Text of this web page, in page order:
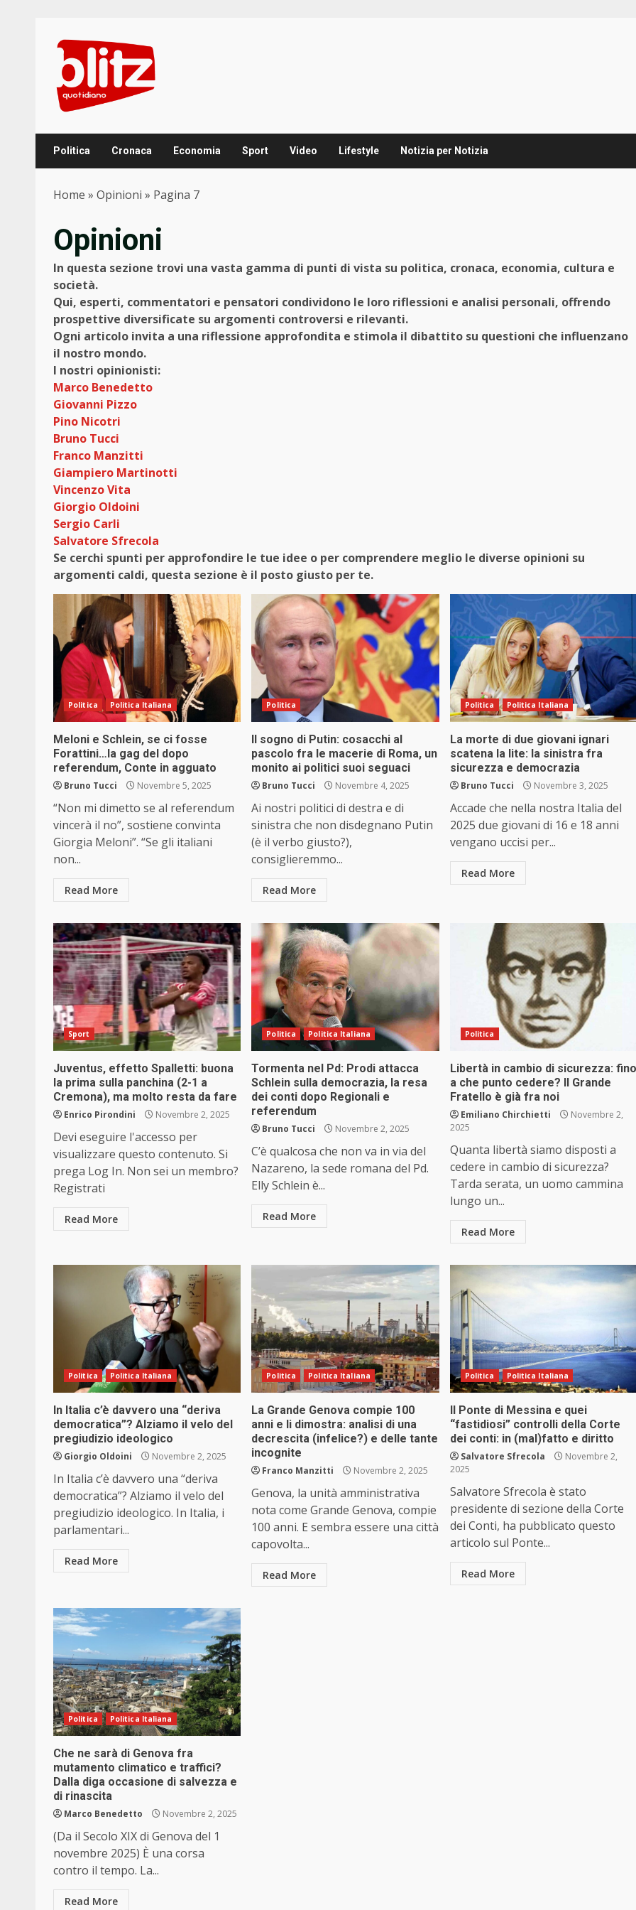
content
Politica Cronaca Economia Sport Video Lifestyle Notizia per Notizia
Home » Opinioni » Pagina 7
Opinioni
In questa sezione trovi una vasta gamma di punti di vista su politica, cronaca, economia, cultura e
società.
Qui, esperti, commentatori e pensatori condividono le loro riflessioni e analisi personali, offrendo
prospettive diversificate su argomenti controversi e rilevanti.
Ogni articolo invita a una riflessione approfondita e stimola il dibattito su questioni che influenzano
il nostro mondo.
I nostri opinionisti:
Marco Benedetto
Giovanni Pizzo
Pino Nicotri
Bruno Tucci
Franco Manzitti
Giampiero Martinotti
Vincenzo Vita
Giorgio Oldoini
Sergio Carli
Salvatore Sfrecola
Se cerchi spunti per approfondire le tue idee o per comprendere meglio le diverse opinioni su
argomenti caldi, questa sezione è il posto giusto per te.
Politica Politica Italiana
Meloni e Schlein, se ci fosse
Forattini…la gag del dopo
referendum, Conte in agguato
Bruno Tucci Novembre 5, 2025
“Non mi dimetto se al referendum
vincerà il no”, sostiene convinta
Giorgia Meloni”. “Se gli italiani
non...
Read More
Politica
Il sogno di Putin: cosacchi al
pascolo fra le macerie di Roma, un
monito ai politici suoi seguaci
Bruno Tucci Novembre 4, 2025
Ai nostri politici di destra e di
sinistra che non disdegnano Putin
(è il verbo giusto?),
consiglieremmo...
Read More
Politica Politica Italiana
La morte di due giovani ignari
scatena la lite: la sinistra fra
sicurezza e democrazia
Bruno Tucci Novembre 3, 2025
Accade che nella nostra Italia del
2025 due giovani di 16 e 18 anni
vengano uccisi per...
Read More
Sport
Juventus, effetto Spalletti: buona
la prima sulla panchina (2-1 a
Cremona), ma molto resta da fare
Enrico Pirondini Novembre 2, 2025
Devi eseguire l'accesso per
visualizzare questo contenuto. Si
prega Log In. Non sei un membro?
Registrati
Read More
Politica Politica Italiana
Tormenta nel Pd: Prodi attacca
Schlein sulla democrazia, la resa
dei conti dopo Regionali e
referendum
Bruno Tucci Novembre 2, 2025
C’è qualcosa che non va in via del
Nazareno, la sede romana del Pd.
Elly Schlein è...
Read More
Politica
Libertà in cambio di sicurezza: fino
a che punto cedere? Il Grande
Fratello è già fra noi
Emiliano Chirchietti
Novembre 2,
2025
Quanta libertà siamo disposti a
cedere in cambio di sicurezza?
Tarda serata, un uomo cammina
lungo un...
Read More
Politica Politica Italiana
In Italia c’è davvero una “deriva
democratica”? Alziamo il velo del
pregiudizio ideologico
Giorgio Oldoini Novembre 2, 2025
In Italia c’è davvero una “deriva
democratica”? Alziamo il velo del
pregiudizio ideologico. In Italia, i
parlamentari...
Read More
Politica Politica Italiana
La Grande Genova compie 100
anni e li dimostra: analisi di una
decrescita (infelice?) e delle tante
incognite
Franco Manzitti Novembre 2, 2025
Genova, la unità amministrativa
nota come Grande Genova, compie
100 anni. E sembra essere una città
capovolta...
Read More
Politica Politica Italiana
Il Ponte di Messina e quei
“fastidiosi” controlli della Corte
dei conti: in (mal)fatto e diritto
Salvatore Sfrecola
Novembre 2,
2025
Salvatore Sfrecola è stato
presidente di sezione della Corte
dei Conti, ha pubblicato questo
articolo sul Ponte...
Read More
Politica Politica Italiana
Che ne sarà di Genova fra
mutamento climatico e traffici?
Dalla diga occasione di salvezza e
di rinascita
Marco Benedetto Novembre 2, 2025
(Da il Secolo XIX di Genova del 1
novembre 2025) È una corsa
contro il tempo. La...
Read More